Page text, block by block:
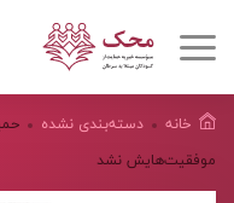
خانه دسته‌بندی نشده
موفقیت‌هایش نشد